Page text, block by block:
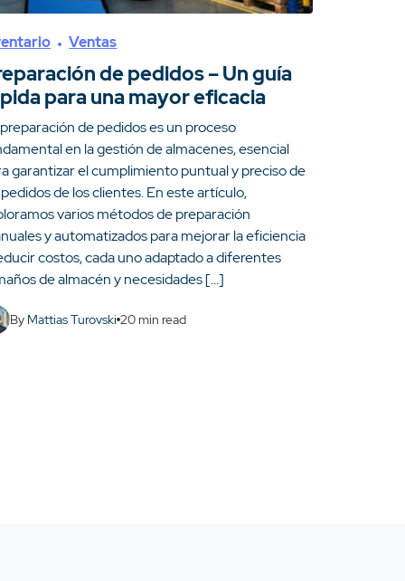
Ventas
de pedidos – Un guía
para una mayor eficacia
de pedidos es un proceso
en la gestión de almacenes, esencial
garantizar el cumplimiento puntual y preciso de
de los clientes. En este artículo,
varios métodos de preparación
y automatizados para mejorar la eficiencia
costos, cada uno adaptado a diferentes
de almacén y necesidades […]
By Mattias Turovski 20min read